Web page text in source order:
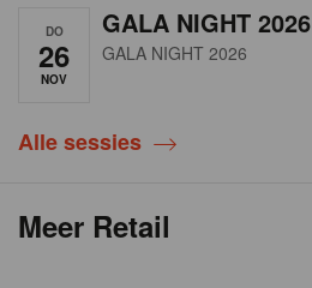
DO
26
NOV
GALA NIGHT 2026
GALA NIGHT 2026
Alle sessies
Meer Retail